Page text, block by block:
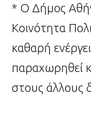
* Ο Δήμος
Κοινότητα
καθαρή
παραχωρηθεί
στους άλλους